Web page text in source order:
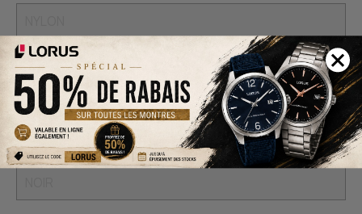
Mouvements:
Couleurboitiers: